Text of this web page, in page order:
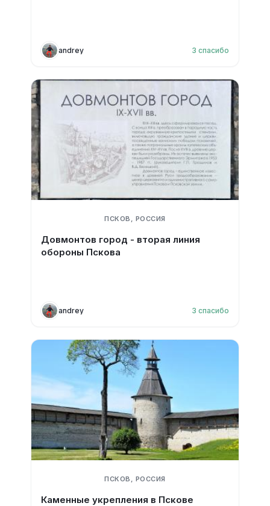
andrey 3 спасибо
ПСКОВ, РОССИЯ
Довмонтов город - вторая линия
обороны Пскова
andrey 3 спасибо
ПСКОВ, РОССИЯ
Каменные укрепления в Пскове